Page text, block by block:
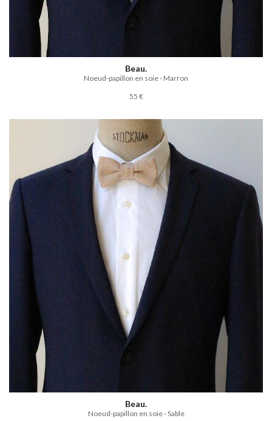
Beau.
Noeud-papillon en soie - Marron
55 €
Beau.
Noeud-papillon en soie - Sable